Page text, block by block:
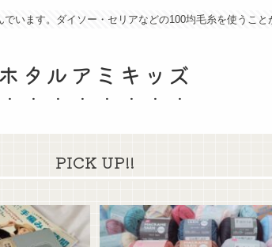
います。ダイソー・セリアなどの100均毛糸を使うこと
ホタルアミキッズ
PICK UP!!